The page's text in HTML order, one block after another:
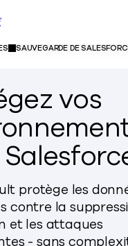
SAUVEGARDE DE
vos
protège les
contre la
et les attaques
- sans